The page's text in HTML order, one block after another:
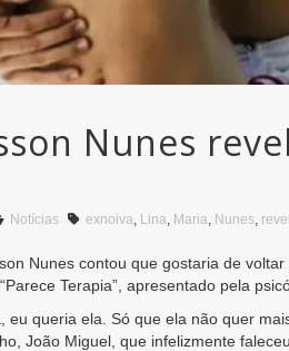
Nunes
Notícias exnoiva, Lina, Maria, Nunes,
Nunes contou que gostaria de
Terapia”, apresentado pela
eu queria ela. Só que ela não quer
João Miguel, que infelizmente